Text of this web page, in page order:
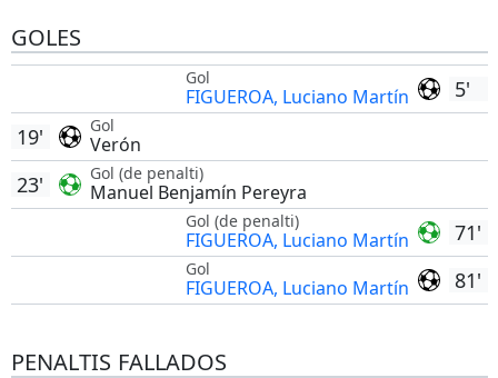
GOLES
5'
Gol
FIGUEROA, Luciano Martín
Gol
Verón
19'
Gol (de penalti)
Manuel Benjamín Pereyra
23'
71'
Gol (de penalti)
FIGUEROA, Luciano Martín
81'
Gol
FIGUEROA, Luciano Martín
PENALTIS FALLADOS